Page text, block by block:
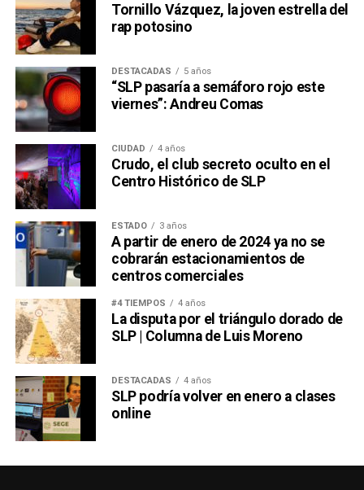
Tornillo Vázquez, la joven estrella del
rap potosino
DESTACADAS 5 años
“SLP pasaría a semáforo rojo este
viernes”: Andreu Comas
CIUDAD 4 años
Crudo, el club secreto oculto en el
Centro Histórico de SLP
ESTADO 3 años
A partir de enero de 2024 ya no se
cobrarán estacionamientos de
centros comerciales
#4 TIEMPOS 4 años
La disputa por el triángulo dorado de
SLP | Columna de Luis Moreno
DESTACADAS 4 años
SLP podría volver en enero a clases
online